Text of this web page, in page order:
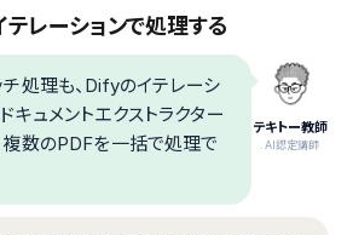
レーションで処理する
テキトー教師
.AI認定講師
処理も、Difyのイテレーシ
キュメントエクストラクター
複数のPDFを一括で処理で